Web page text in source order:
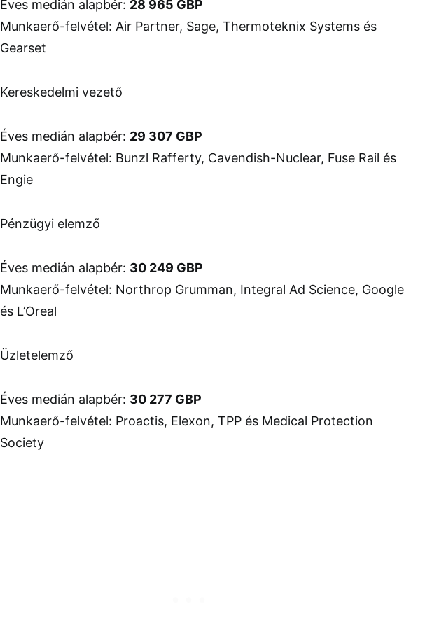
Éves medián alapbér: 28 965 GBP
Munkaerő-felvétel: Air Partner, Sage, Thermoteknix Systems és
Gearset
Kereskedelmi vezető
Éves medián alapbér: 29 307 GBP
Munkaerő-felvétel: Bunzl Rafferty, Cavendish-Nuclear, Fuse Rail és
Engie
Pénzügyi elemző
Éves medián alapbér: 30 249 GBP
Munkaerő-felvétel: Northrop Grumman, Integral Ad Science, Google
és L’Oreal
Üzletelemző
Éves medián alapbér: 30 277 GBP
Munkaerő-felvétel: Proactis, Elexon, TPP és Medical Protection
Society